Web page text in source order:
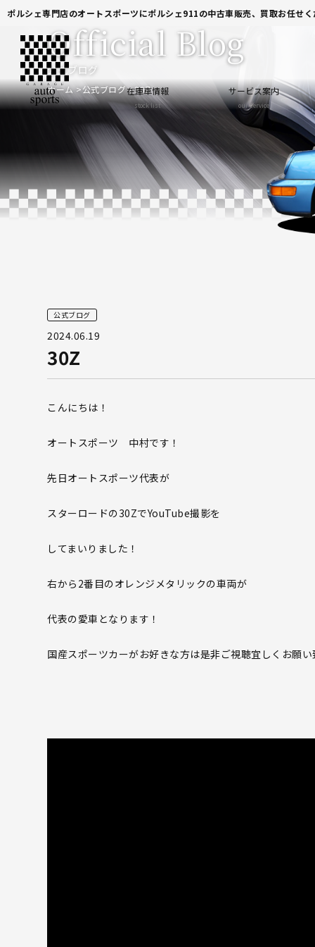
ポルシェ専門店のオートスポーツにポルシェ911の中古車販売、買取お任せ
在庫車情報
stock list
サービス案内
our service
公式ブログ
Official Blog
ホーム 公式ブログ 30Z
公式ブログ
2024.06.19
30Z
こんにちは！
オートスポーツ 中村です！
先日オートスポーツ代表が
スターロードの30ZでYouTube撮影を
してまいりました！
右から2番目のオレンジメタリックの車両が
代表の愛車となります！
国産スポーツカーがお好きな方は是非ご視聴宜しくお願